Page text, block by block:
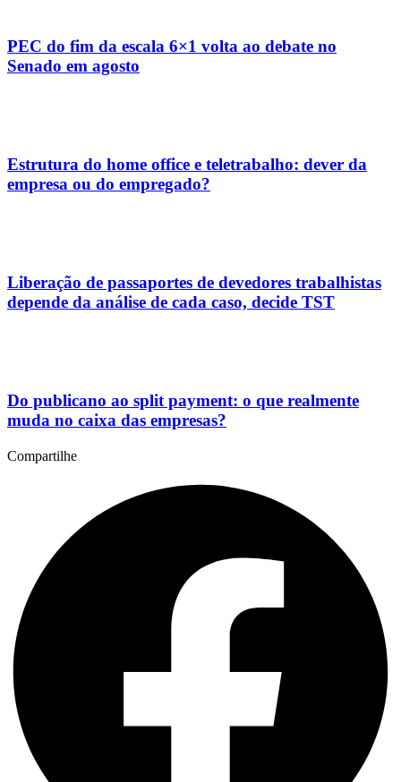
PEC do fim da escala 6×1 volta ao debate no
Senado em agosto
Estrutura do home office e teletrabalho: dever da
empresa ou do empregado?
Liberação de passaportes de devedores trabalhistas
depende da análise de cada caso, decide TST
Do publicano ao split payment: o que realmente
muda no caixa das empresas?
Compartilhe